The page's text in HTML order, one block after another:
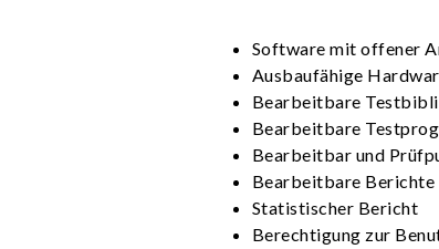
Software mit offener
Ausbaufähige
Bearbeitbare
Bearbeitbare
Bearbeitbar und
Bearbeitbare Berichte
Statistischer Bericht
Berechtigung zur